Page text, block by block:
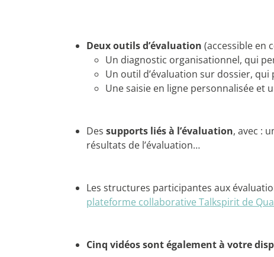
Deuxoutils d’évaluation (accessible en
Un diagnostic organisationnel, qui
Un outil d’évaluation sur dossier,
Une saisie en ligne personnalisée et
Des supports liés à l’évaluation, avec :
résultats de l’évaluation…
Les structures participantes aux
plateforme collaborative Talkspirit de
Cinq vidéos sont également à votre